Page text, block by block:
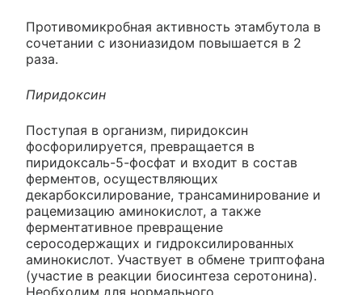
Противомикробная активность этамбутола в
сочетании с изониазидом повышается в 2
раза.
Пиридоксин
Поступая в организм, пиридоксин
фосфорилируется, превращается в
пиридоксаль-5-фосфат и входит в состав
ферментов, осуществляющих
декарбоксилирование, трансаминирование и
рацемизацию аминокислот, а также
ферментативное превращение
серосодержащих и гидроксилированных
аминокислот. Участвует в обмене триптофана
(участие в реакции биосинтеза серотонина).
Необходим для нормального